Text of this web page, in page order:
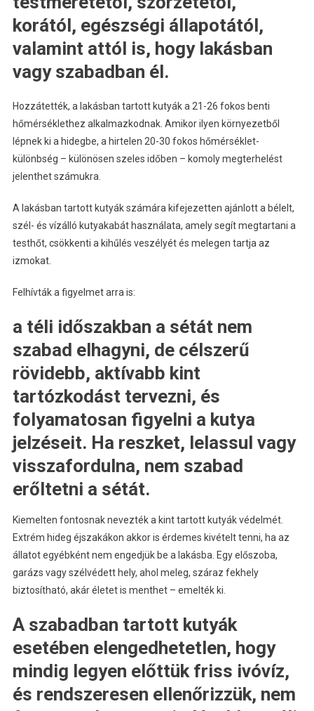
korától, egészségi állapotától,
valamint attól is, hogy lakásban
vagy szabadban él.
Hozzátették, a lakásban tartott kutyák a 21-26 fokos benti
hőmérséklethez alkalmazkodnak. Amikor ilyen környezetből
lépnek ki a hidegbe, a hirtelen 20-30 fokos hőmérséklet-
különbség – különösen szeles időben – komoly megterhelést
jelenthet számukra.
A lakásban tartott kutyák számára kifejezetten ajánlott a bélelt,
szél- és vízálló kutyakabát használata, amely segít megtartani a
testhőt, csökkenti a kihűlés veszélyét és melegen tartja az
izmokat.
Felhívták a figyelmet arra is:
a téli időszakban a sétát nem
szabad elhagyni, de célszerű
rövidebb, aktívabb kint
tartózkodást tervezni, és
folyamatosan figyelni a kutya
jelzéseit. Ha reszket, lelassul vagy
visszafordulna, nem szabad
erőltetni a sétát.
Kiemelten fontosnak nevezték a kint tartott kutyák védelmét.
Extrém hideg éjszakákon akkor is érdemes kivételt tenni, ha az
állatot egyébként nem engedjük be a lakásba. Egy előszoba,
garázs vagy szélvédett hely, ahol meleg, száraz fekhely
biztosítható, akár életet is menthet – emelték ki.
A szabadban tartott kutyák
esetében elengedhetetlen, hogy
mindig legyen előttük friss ivóvíz,
és rendszeresen ellenőrizzük, nem